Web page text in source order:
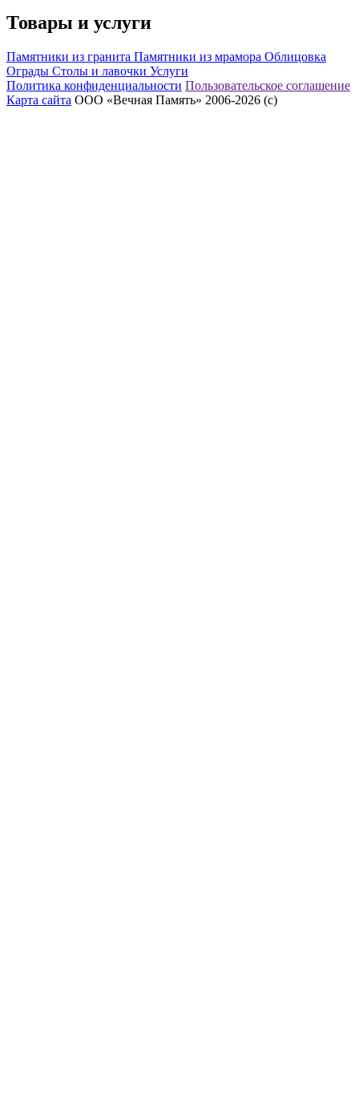
Товары и услуги
Памятники из гранита Памятники из мрамора Облицовка
Ограды Столы и лавочки Услуги
Политика конфиденциальности Пользовательское соглашение
Карта сайта ООО «Вечная Память» 2006-2026 (с)